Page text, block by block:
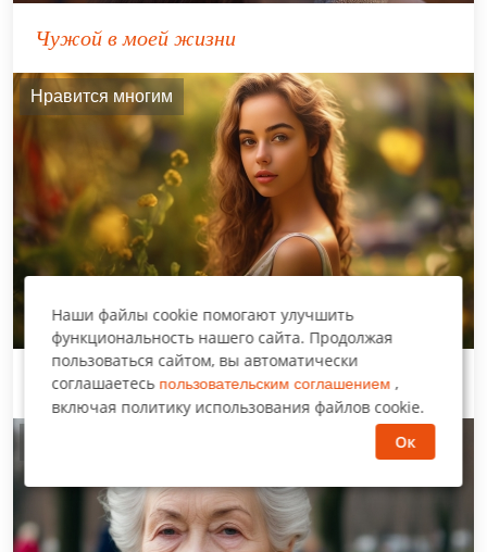
Чужой в моей жизни
Нравится многим
Страшная правда
Наши файлы cookie помогают улучшить
функциональность нашего сайта. Продолжая
пользоваться сайтом, вы автоматически
соглашаетесь пользовательским соглашением ,
включая политику использования файлов cookie.
Ок